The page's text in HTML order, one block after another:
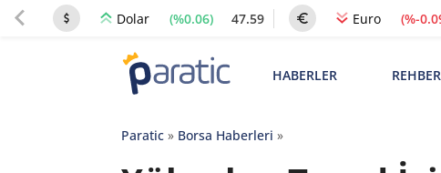
Dolar (%0.06) 47.59 Euro (%-
HABERLER
Paratic» Borsa Haberleri »